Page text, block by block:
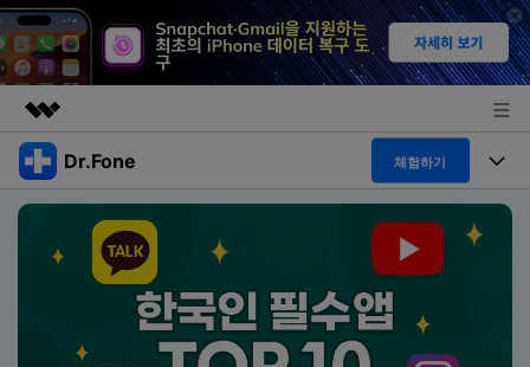
주요 제품
AIGC 크리에이티비티
Dr.Fone 체험하기
특징
Dr.Fone Basic
프로그램
탐색 및 발견